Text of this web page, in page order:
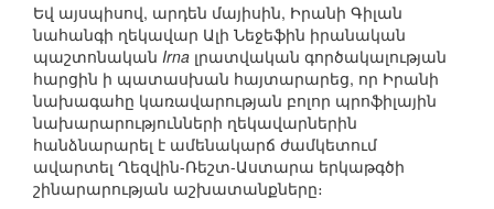
Եվ այսպիսով, արդեն մայիսին, Իրանի Գիլան
նահանգի ղեկավար Ալի Նեջեֆին իրանական
պաշտոնական Irna լրատվական գործակալության
հարցին ի պատասխան հայտարարեց, որ Իրանի
նախագահը կառավարության բոլոր պրոֆիլային
նախարարությունների ղեկավարներին
հանձնարարել է ամենակարճ ժամկետում
ավարտել Ղեզվին-Ռեշտ-Աստարա երկաթգծի
շինարարության աշխատանքները։